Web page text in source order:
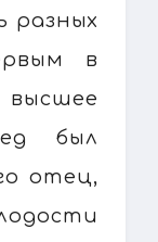
разных
в
высшее
был
отец,